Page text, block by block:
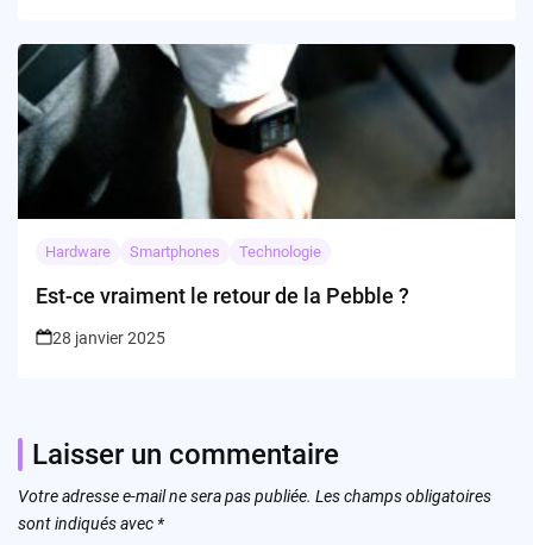
Hardware Smartphones Technologie
Est-ce vraiment le retour de la Pebble ?
28 janvier 2025
Laisser un commentaire
Votre adresse e-mail ne sera pas publiée. Les champs obligatoires
sont indiqués avec *